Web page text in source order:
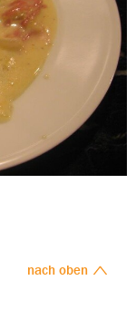
nach oben